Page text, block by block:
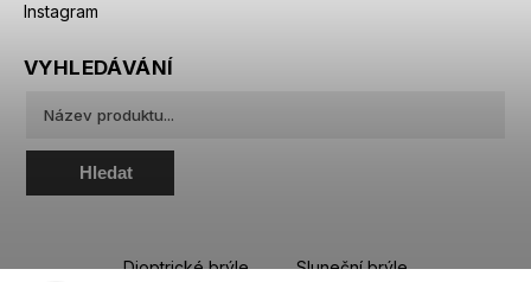
Instagram
VYHLEDÁVÁNÍ
Hledat
Dioptrické brýle Sluneční brýle